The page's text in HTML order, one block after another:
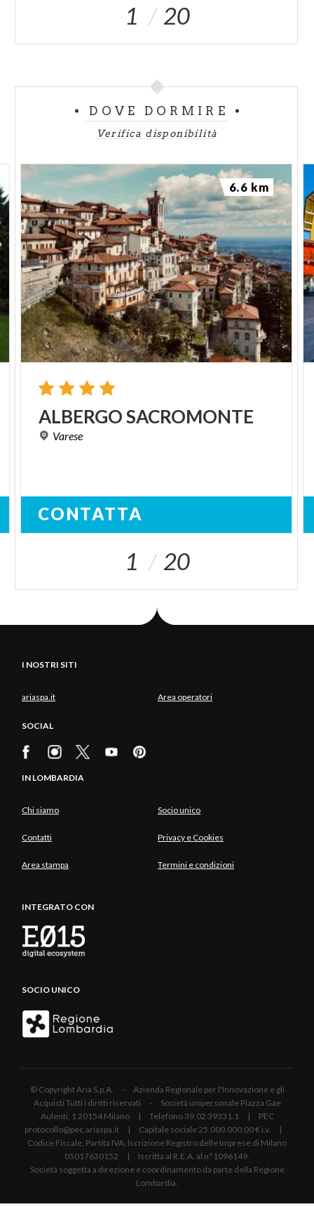
1 20
DOVE DORMIRE
Verifica disponibilità
ALBERGOSACROMONTE
Varese
CONTATTA
6.6 km
1 20
I NOSTRI SITI
ariaspa.it Area operatori
SOCIAL
IN LOMBARDIA
Chi siamo Socio unico
Contatti Privacy e Cookies
Area stampa Termini e condizioni
INTEGRATO CON
SOCIO UNICO
© Copyright Aria S.p.A. - Azienda Regionale per l'Innovazione e gli
Acquisti Tutti i diritti riservati - Società unipersonale Piazza Gae
Aulenti, 1 20154 Milano | Telefono 39.02 39331.1 | PEC
protocollo@pec.ariaspa.it | Capitale sociale 25.000.000,00 € i.v. |
Codice Fiscale, Partita IVA, Iscrizione Registro delle Imprese di Milano
05017630152 | Iscritta al R.E.A. al n°1096149.
Società soggetta a direzione e coordinamento da parte della Regione
Lombardia.